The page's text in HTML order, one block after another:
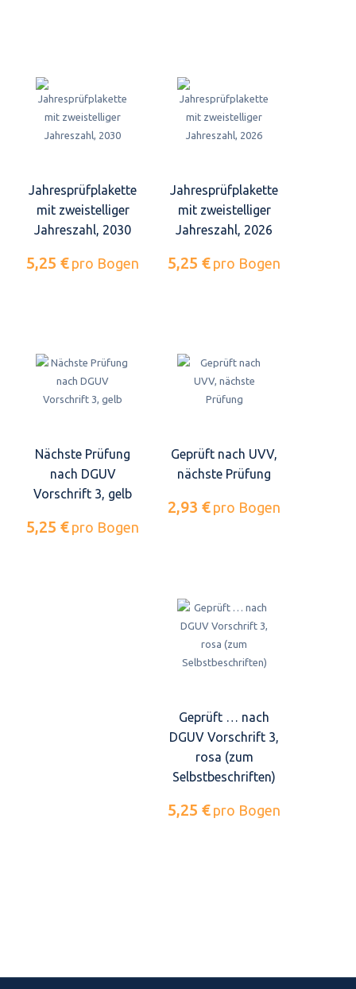
Jahresprüfplakette
mit zweistelliger
Jahreszahl, 2030
5,25 € pro Bogen
Jahresprüfplakette
mit zweistelliger
Jahreszahl, 2026
5,25 € pro Bogen
Nächste Prüfung
nach DGUV
Vorschrift 3, gelb
5,25 € pro Bogen
Geprüft nach UVV,
nächste Prüfung
2,93 € pro Bogen
Geprüft … nach
DGUV Vorschrift 3,
rosa (zum
Selbstbeschriften)
5,25 € pro Bogen